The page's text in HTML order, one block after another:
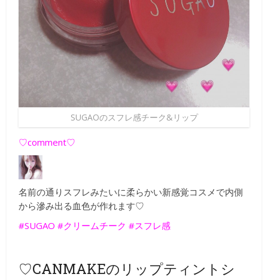
SUGAOのスフレ感チーク&リップ
♡comment♡
名前の通りスフレみたいに柔らかい新感覚コスメで内側
から滲み出る血色が作れます♡
#SUGAO #クリームチーク #スフレ感
♡CANMAKEのリップティントシ